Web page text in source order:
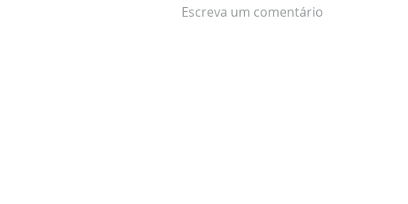
Escreva um comentário